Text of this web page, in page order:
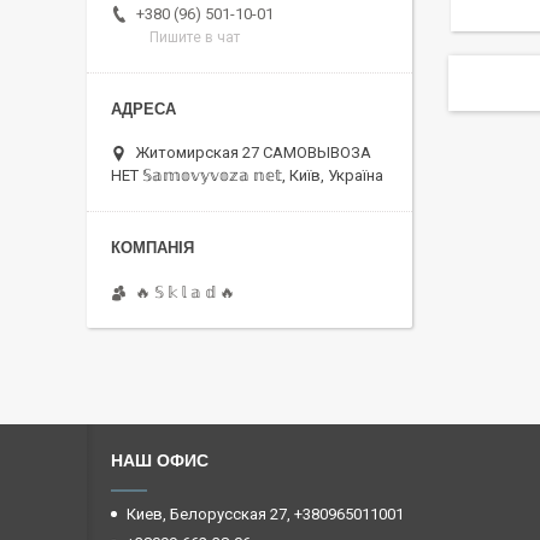
+380 (96) 501-10-01
Пишите в чат
Житомирская 27 САМОВЫВОЗА
НЕТ 𝕊𝕒𝕞𝕠𝕧𝕪𝕧𝕠𝕫𝕒 𝕟𝕖𝕥, Київ, Україна
🔥 𝕊 𝕜 𝕝 𝕒 𝕕 🔥
НАШ ОФИС
Киев, Белорусская 27, +380965011001